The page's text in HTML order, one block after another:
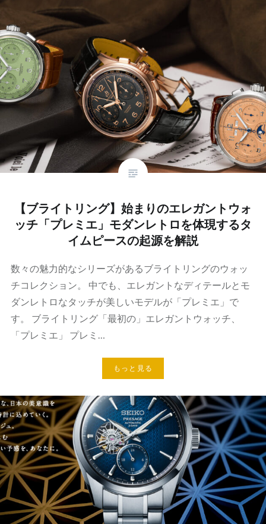
【ブライトリング】始まりのエレガントウォ
ッチ「プレミエ」モダンレトロを体現するタ
イムピースの起源を解説
数々の魅力的なシリーズがあるブライトリングのウォッ
チコレクション。 中でも、エレガントなディテールとモ
ダンレトロなタッチが美しいモデルが「プレミエ」で
す。 ブライトリング「最初の」エレガントウォッチ、
「プレミエ」 プレミ…
もっと見る